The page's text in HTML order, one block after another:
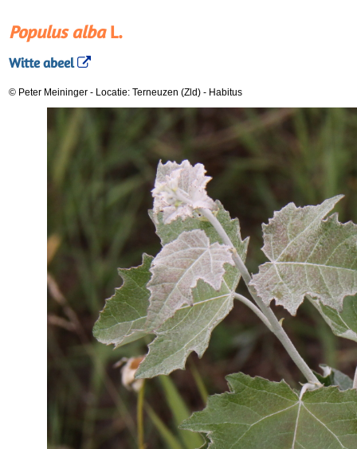
Populus albaL.
Witte abeel
© Peter Meininger - Locatie: Terneuzen (Zld) - Habitus